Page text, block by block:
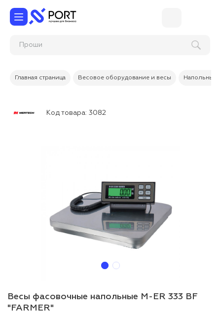
Главная страница Весовое оборудование и весы Напольные
Код товара: 3082
Весы фасовочные напольные M-ER 333 BF
"FARMER"